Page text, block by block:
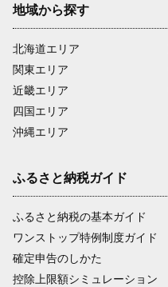
地域から探す
北海道エリア
関東エリア
近畿エリア
四国エリア
沖縄エリア
ふるさと納税ガイド
ふるさと納税の基本ガイド
ワンストップ特例制度ガイド
確定申告のしかた
控除上限額シミュレーション